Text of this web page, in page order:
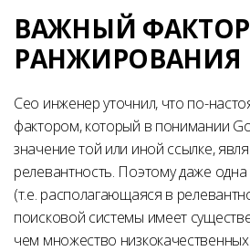
ВАЖНЫЙ ФАКТОР
РАНЖИРОВАНИЯ
Сео инженер уточнил, что по-
фактором, который в понимании
значение той или иной ссылке,
релевантность. Поэтому даже
(т.е. располагающаяся в
поисковой системы имеет
чем множество